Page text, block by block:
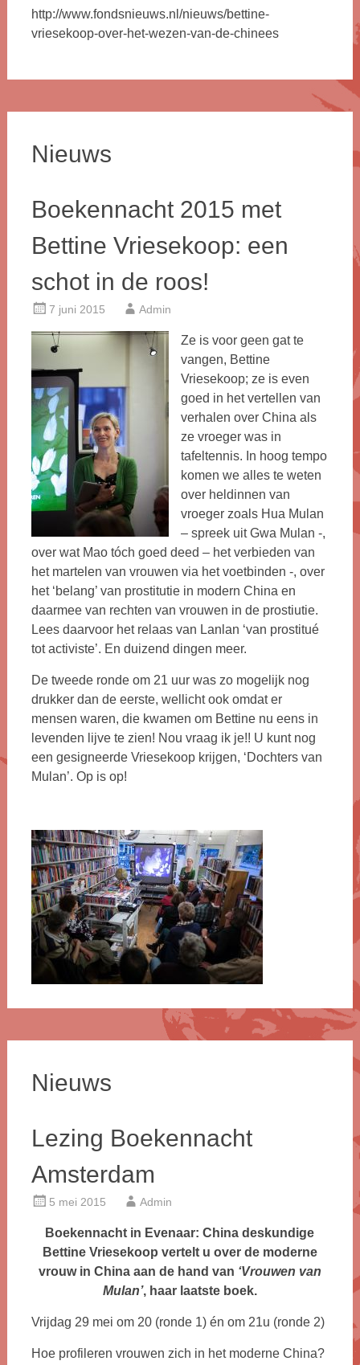
http://www.fondsnieuws.nl/nieuws/bettine-
vriesekoop-over-het-wezen-van-de-chinees
Nieuws
Boekennacht 2015 met
Bettine Vriesekoop: een
schot in de roos!
7 juni 2015 Admin
Ze is voor geen gat te
vangen, Bettine
Vriesekoop; ze is even
goed in het vertellen van
verhalen over China als
ze vroeger was in
tafeltennis. In hoog tempo
komen we alles te weten
over heldinnen van
vroeger zoals Hua Mulan
– spreek uit Gwa Mulan -,
over wat Mao tóch goed deed – het verbieden van
het martelen van vrouwen via het voetbinden -, over
het ‘belang’ van prostitutie in modern China en
daarmee van rechten van vrouwen in de prostiutie.
Lees daarvoor het relaas van Lanlan ‘van prostitué
tot activiste’. En duizend dingen meer.
De tweede ronde om 21 uur was zo mogelijk nog
drukker dan de eerste, wellicht ook omdat er
mensen waren, die kwamen om Bettine nu eens in
levenden lijve te zien! Nou vraag ik je!! U kunt nog
een gesigneerde Vriesekoop krijgen, ‘Dochters van
Mulan’. Op is op!
Nieuws
Lezing Boekennacht
Amsterdam
5 mei 2015 Admin
Boekennacht in Evenaar:China deskundige
Bettine Vriesekoop vertelt u over de moderne
vrouw in China aan de hand van ‘Vrouwen van
Mulan’, haar laatste boek.
Vrijdag 29 mei om 20 (ronde 1) én om 21u (ronde 2)
Hoe profileren vrouwen zich in het moderne China?